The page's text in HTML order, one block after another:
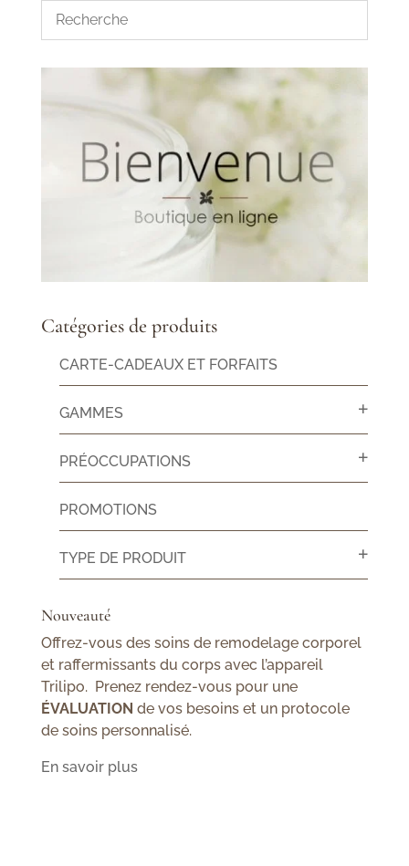
Catégories de produits
CARTE-CADEAUX ET FORFAITS
GAMMES
PRÉOCCUPATIONS
PROMOTIONS
TYPE DE PRODUIT
Nouveauté
Offrez-vous des soins de remodelage corporel
et raffermissants du corps avec l’appareil
Trilipo. Prenez rendez-vous pour une
ÉVALUATION de vos besoins et un protocole
de soins personnalisé.
En savoir plus